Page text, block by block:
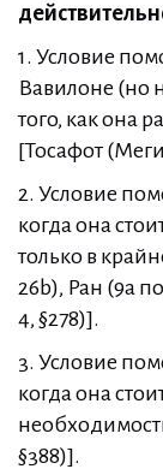
1. Условие
Вавилоне (но
того, как она
[Тосафот
2. Условие
когда она
только в
26b), Ран (9a
4, §278)].
3. Условие
когда она
§388)].